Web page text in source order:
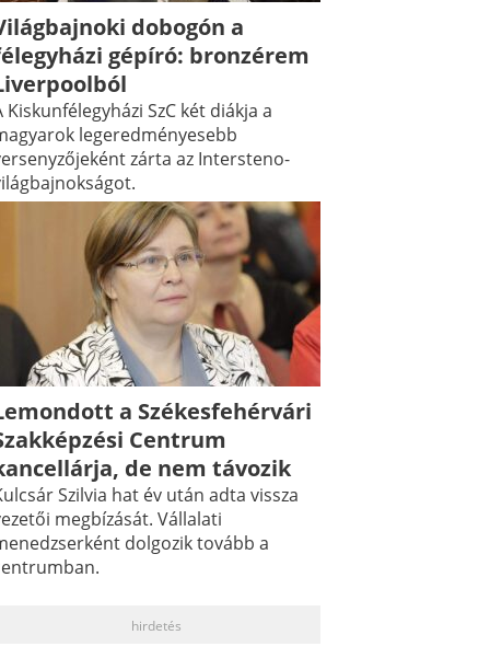
dobogón a
gépíró: bronzérem
Kiskunfélegyházi SzC két diákja a
legeredményesebb
zárta az Intersteno-
a Székesfehérvári
Centrum
de nem távozik
Szilvia hat év után adta vissza
megbízását. Vállalati
dolgozik tovább a
hirdetés